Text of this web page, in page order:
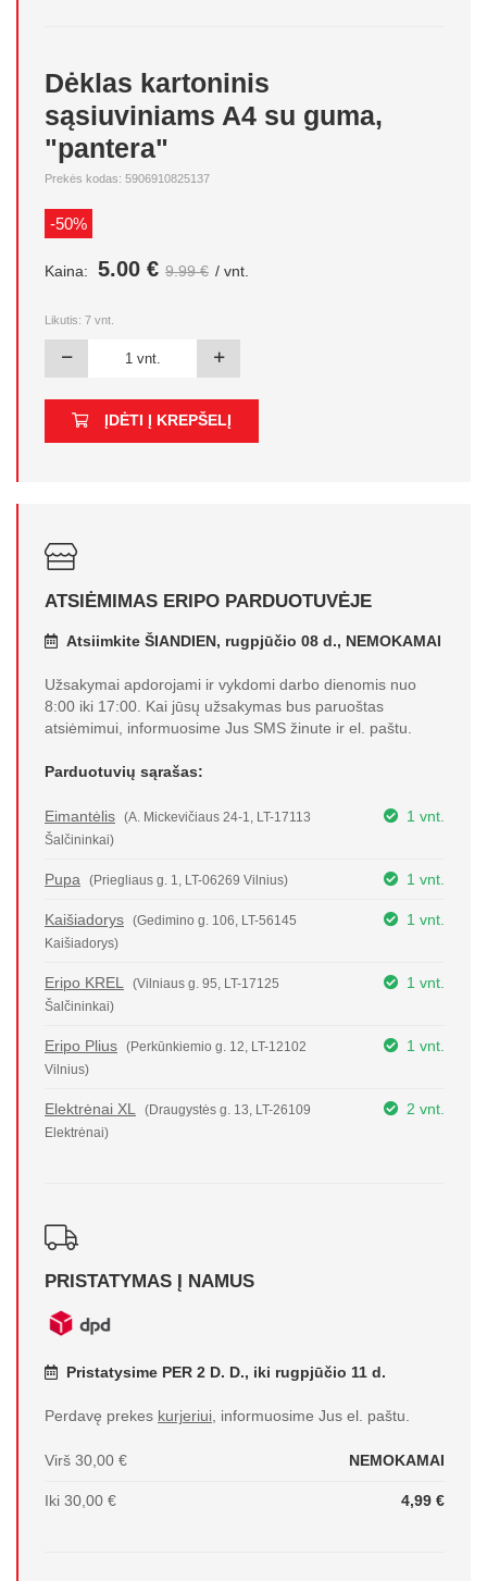
Dėklas kartoninis
sąsiuviniams A4 su guma,
"pantera"
Prekės kodas: 5906910825137
-50%
Kaina: 5.00 € 9.99 € / vnt.
Likutis: 7 vnt.
ĮDĖTI Į KREPŠELĮ
ATSIĖMIMAS ERIPO PARDUOTUVĖJE
Atsiimkite ŠIANDIEN, rugpjūčio 08 d., NEMOKAMAI
Užsakymai apdorojami ir vykdomi darbo dienomis nuo
8:00 iki 17:00. Kai jūsų užsakymas bus paruoštas
atsiėmimui, informuosime Jus SMS žinute ir el. paštu.
Parduotuvių sąrašas:
Eimantėlis
(A. Mickevičiaus 24-1, LT-17113
Šalčininkai)
1 vnt.
Pupa (Priegliaus g. 1, LT-06269 Vilnius) 1 vnt.
Kaišiadorys
(Gedimino g. 106, LT-56145
Kaišiadorys)
1 vnt.
Eripo KREL
(Vilniaus g. 95, LT-17125
Šalčininkai)
1 vnt.
Eripo Plius
(Perkūnkiemio g. 12, LT-12102
Vilnius)
1 vnt.
Elektrėnai XL
(Draugystės g. 13, LT-26109
Elektrėnai)
2 vnt.
PRISTATYMAS Į NAMUS
Pristatysime PER 2 D. D., iki rugpjūčio 11 d.
Perdavę prekes kurjeriui, informuosime Jus el. paštu.
Virš 30,00 € NEMOKAMAI
Iki 30,00 € 4,99 €